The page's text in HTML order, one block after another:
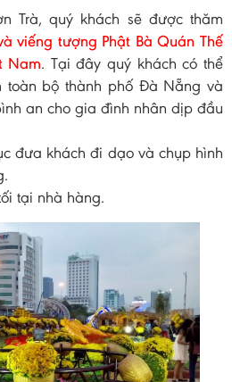
Trà, quý khách sẽ được thăm
viếng tượng Phật Bà Quán Thế
Nam. Tại đây quý khách có thể
toàn bộ thành phố Đà Nẵng và
an cho gia đình nhân dịp đầu
đưa khách đi dạo và chụp hình
tại nhà hàng.